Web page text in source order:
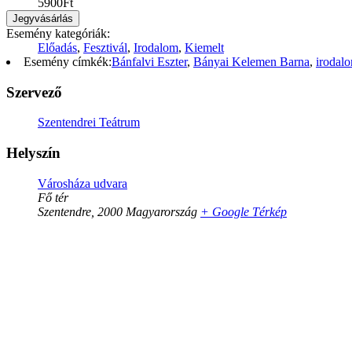
5900Ft
Jegyvásárlás
Esemény kategóriák:
Előadás, Fesztivál, Irodalom, Kiemelt
Esemény címkék:Bánfalvi Eszter, Bányai Kelemen Barna,
Szervező
Szentendrei Teátrum
Helyszín
Városháza udvara
Fő tér
Szentendre 2000 Magyarország + Google Térkép